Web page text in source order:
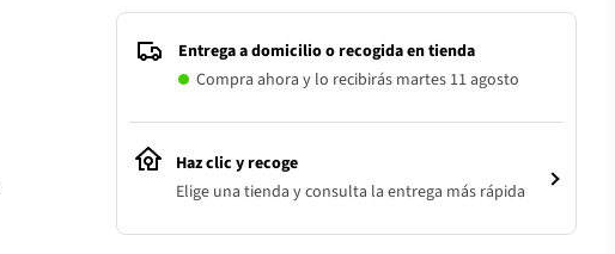
Entrega a domicilio o recogida en tienda
Compra ahora y lo recibirás martes 11 agosto
Haz clic y recoge
Elige una tienda y consulta la entrega más rápida